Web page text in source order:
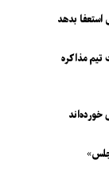
بدهد
تیم مذاکره